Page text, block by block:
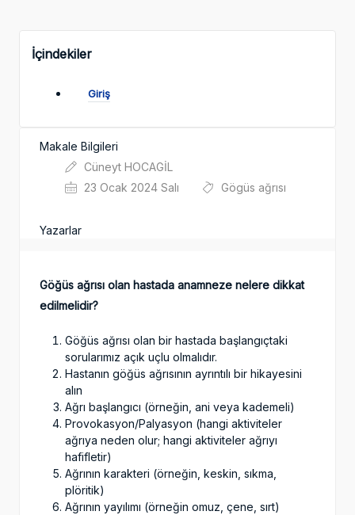
İçindekiler
Giriş
Makale Bilgileri
Cüneyt HOCAGİL
23 Ocak 2024 Salı
Gögüs ağrısı
Yazarlar
Göğüs ağrısı olan hastada anamneze nelere dikkat
edilmelidir?
Göğüs ağrısı olan bir hastada başlangıçtaki
sorularımız açık uçlu olmalıdır.
Hastanın göğüs ağrısının ayrıntılı bir hikayesini
alın
Ağrı başlangıcı (örneğin, ani veya kademeli)
Provokasyon/Palyasyon (hangi aktiviteler
ağrıya neden olur; hangi aktiviteler ağrıyı
hafifletir)
Ağrının karakteri (örneğin, keskin, sıkma,
plöritik)
Ağrının yayılımı (örneğin omuz, çene, sırt)